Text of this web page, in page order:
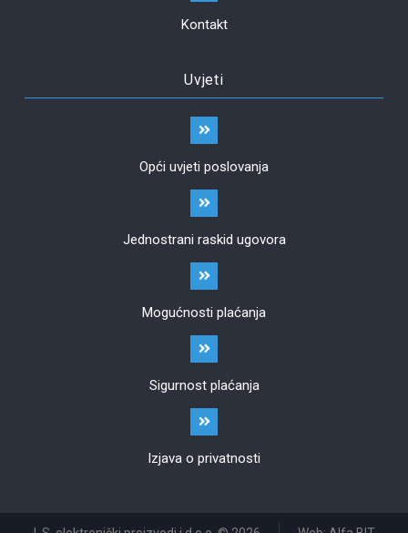
Kontakt
Uvjeti
Opći uvjeti poslovanja
Jednostrani raskid ugovora
Mogućnosti plaćanja
Sigurnost plaćanja
Izjava o privatnosti